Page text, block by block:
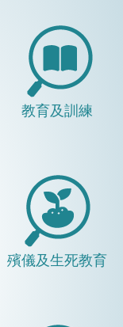
教育及訓練
殯儀及生死教育